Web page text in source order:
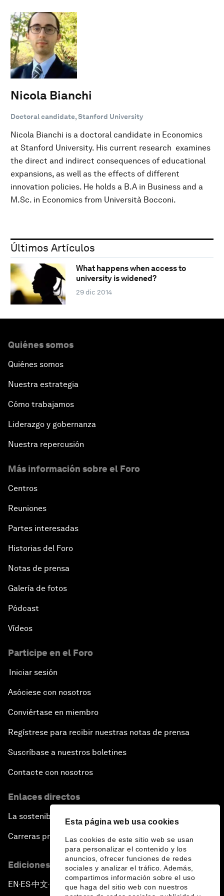
Esta página web usa cookies
Las cookies de este sitio web se usan
para personalizar el contenido y los
anuncios, ofrecer funciones de redes
sociales y analizar el tráfico. Además,
compartimos información sobre el uso
que haga del sitio web con nuestros
Nicola Bianchi
Doctoral candidate, Stanford University
Nicola Bianchi is a doctoral candidate in Economics
at Stanford University. His current research examines
the direct and indirect consequences of educational
expansions, as well as the effects of different
innovation policies. He holds a B.A in Business and a
M.Sc. in Economics from Università Bocconi.
Últimos Artículos
What happens when access to
university is widened?
29 dic 2014
Quiénes somos
Quiénes somos
Nuestra estrategia
Cómo trabajamos
Liderazgo y gobernanza
Nuestra repercusión
Más información sobre el Foro
Centros
Reuniones
Partes interesadas
Historias del Foro
Notas de prensa
Galería de fotos
Pódcast
Vídeos
Participe en el Foro
Iniciar sesión
Asóciese con nosotros
Conviértase en miembro
Regístrese para recibir nuestras notas de prensa
Suscríbase a nuestros boletines
Contacte con nosotros
Enlaces directos
La sostenibilidad en el Foro
Carreras profesionales
Ediciones en otros idiomas
EN ▪ES▪中文▪ 日本語